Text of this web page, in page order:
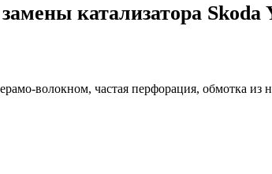
катализатора Skoda
волокном, частая перфорация, обмотка